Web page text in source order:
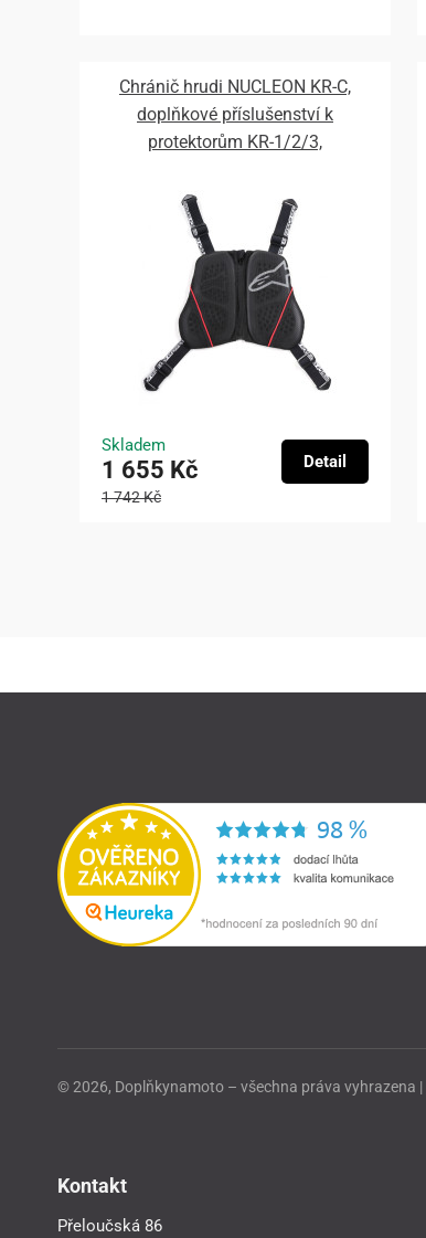
Chránič hrudi NUCLEON KR-C,
doplňkové příslušenství k
protektorům KR-1/2/3,
Skladem
1 655 Kč
1 742 Kč
Detail
© 2026, Doplňkynamoto – všechna práva vyhrazena |
Kontakt
Přeloučská 86